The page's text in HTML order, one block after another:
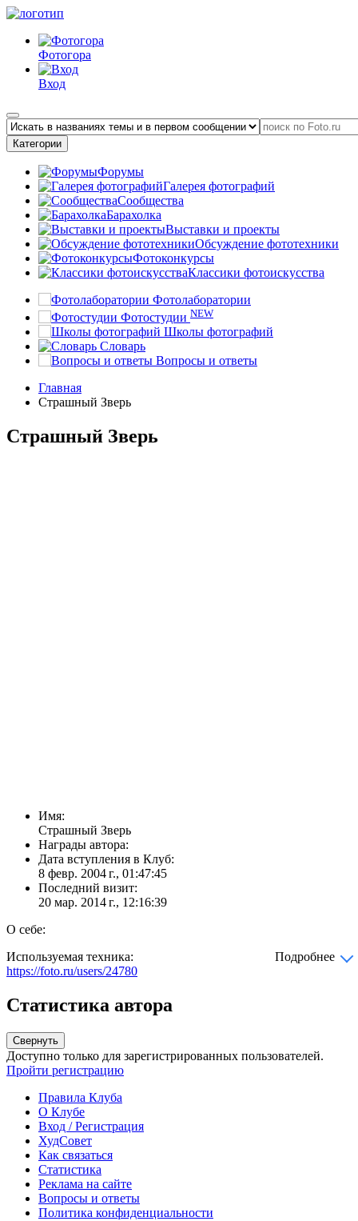
Фотогора
Вход
Категории
Форумы
Галерея фотографий
Сообщества
Барахолка
Выставки и проекты
Обсуждение фототехники
Фотоконкурсы
Классики фотоискусства
Фотолаборатории
Фотостудии NEW
Школы фотографий
Словарь
Вопросы и ответы
Главная
Страшный Зверь
Страшный Зверь
Имя:
Страшный Зверь
Награды автора:
Дата вступления в Клуб:
8 февр. 2004 г., 01:47:45
Последний визит:
20 мар. 2014 г., 12:16:39
О себе:
Используемая техника:
Подробнее
https://foto.ru/users/24780
Статистика автора
Свернуть
Доступно только для зарегистрированных пользователей.
Пройти регистрацию
Правила Клуба
О Клубе
Вход / Регистрация
ХудСовет
Как связаться
Статистика
Реклама на сайте
Вопросы и ответы
Политика конфиденциальности